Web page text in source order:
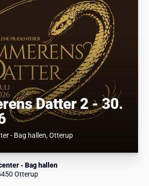
Datter 2 - 30.
- Bag hallen, Otterup
- Bag hallen
Otterup